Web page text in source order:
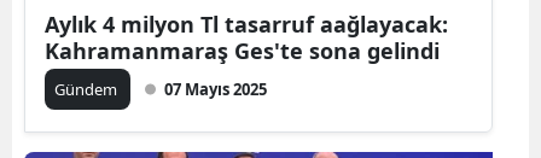
Aylık 4 milyon Tl tasarruf aağlayacak:
Kahramanmaraş Ges'te sona gelindi
Gündem 07 Mayıs 2025